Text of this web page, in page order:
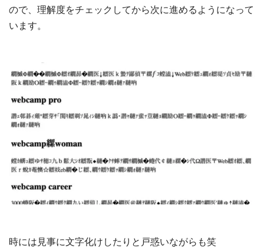
ので、理解度をチェックしてから次に進めるようになって
います。
時には見事に文字化けしたりと戸惑いながらも笑